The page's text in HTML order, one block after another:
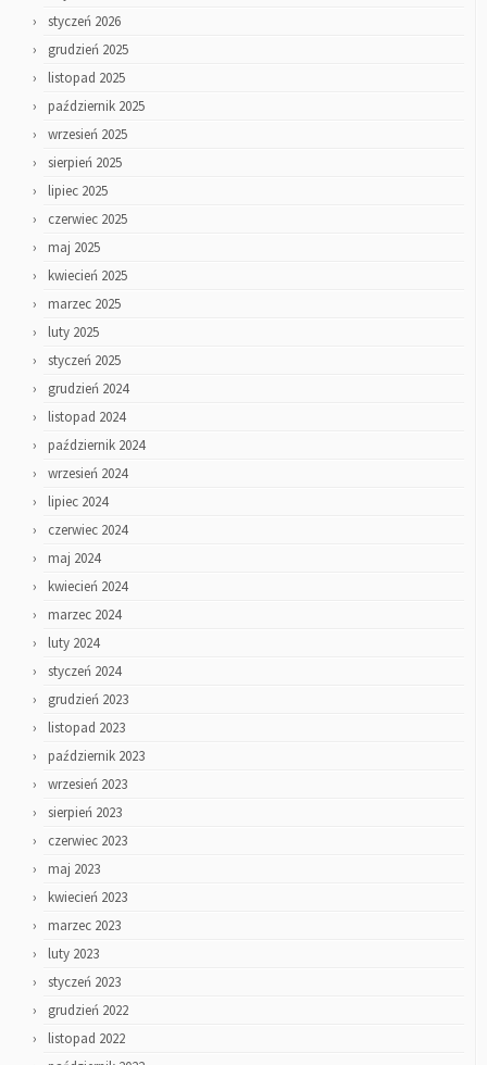
styczeń 2026
grudzień 2025
listopad 2025
październik 2025
wrzesień 2025
sierpień 2025
lipiec 2025
czerwiec 2025
maj 2025
kwiecień 2025
marzec 2025
luty 2025
styczeń 2025
grudzień 2024
listopad 2024
październik 2024
wrzesień 2024
lipiec 2024
czerwiec 2024
maj 2024
kwiecień 2024
marzec 2024
luty 2024
styczeń 2024
grudzień 2023
listopad 2023
październik 2023
wrzesień 2023
sierpień 2023
czerwiec 2023
maj 2023
kwiecień 2023
marzec 2023
luty 2023
styczeń 2023
grudzień 2022
listopad 2022